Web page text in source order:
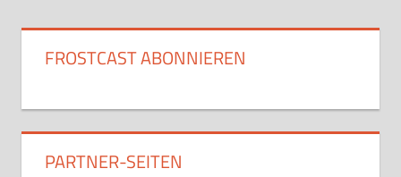
FROSTCAST ABONNIEREN
PARTNER-SEITEN